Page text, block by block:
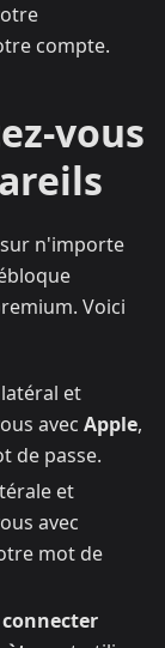
compte.
vous
sur n'importe
Voici
et
avec Apple,
de passe.
et
avec
mot de
connecter